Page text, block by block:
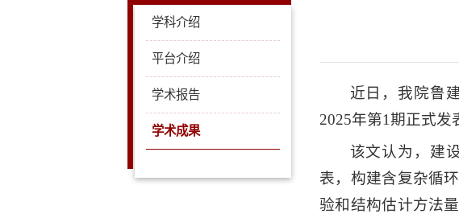
学科介绍
平台介绍
学术报告
学术成果
近日，我院鲁
2025年第1期正式发
该文认为，建
表，构建含复杂循
验和结构估计方法